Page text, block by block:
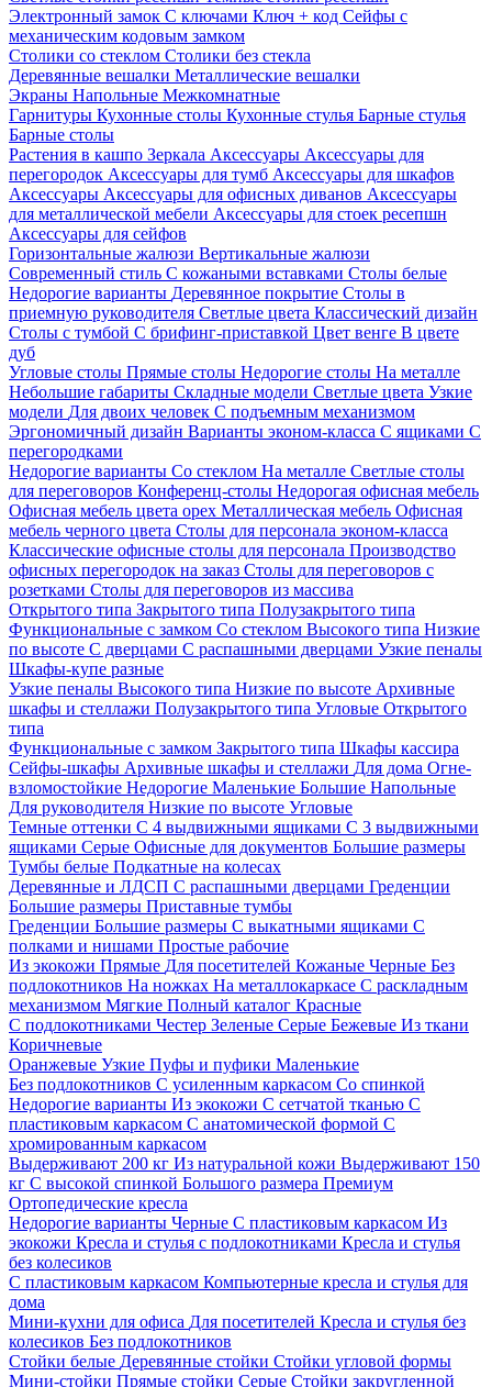
Электронный замок С ключами Ключ + код Сейфы с
механическим кодовым замком
Столики со стеклом Столики без стекла
Деревянные вешалки Металлические вешалки
Экраны Напольные Межкомнатные
Гарнитуры Кухонные столы Кухонные стулья Барные стулья
Барные столы
Растения в кашпо Зеркала Аксессуары Аксессуары для
перегородок Аксессуары для тумб Аксессуары для шкафов
Аксессуары Аксессуары для офисных диванов Аксессуары
для металлической мебели Аксессуары для стоек ресепшн
Аксессуары для сейфов
Горизонтальные жалюзи Вертикальные жалюзи
Современный стиль С кожаными вставками Столы белые
Недорогие варианты Деревянное покрытие Столы в
приемную руководителя Светлые цвета Классический дизайн
Столы с тумбой С брифинг-приставкой Цвет венге В цвете
дуб
Угловые столы Прямые столы Недорогие столы На металле
Небольшие габариты Складные модели Светлые цвета Узкие
модели Для двоих человек С подъемным механизмом
Эргономичный дизайн Варианты эконом-класса С ящиками С
перегородками
Недорогие варианты Со стеклом На металле Светлые столы
для переговоров Конференц-столы Недорогая офисная мебель
Офисная мебель цвета орех Металлическая мебель Офисная
мебель черного цвета Столы для персонала эконом-класса
Классические офисные столы для персонала Производство
офисных перегородок на заказ Столы для переговоров с
розетками Столы для переговоров из массива
Открытого типа Закрытого типа Полузакрытого типа
Функциональные с замком Со стеклом Высокого типа Низкие
по высоте С дверцами С распашными дверцами Узкие пеналы
Шкафы-купе разные
Узкие пеналы Высокого типа Низкие по высоте Архивные
шкафы и стеллажи Полузакрытого типа Угловые Открытого
типа
Функциональные с замком Закрытого типа Шкафы кассира
Сейфы-шкафы Архивные шкафы и стеллажи Для дома Огне-
взломостойкие Недорогие Маленькие Большие Напольные
Для руководителя Низкие по высоте Угловые
Темные оттенки С 4 выдвижными ящиками С 3 выдвижными
ящиками Серые Офисные для документов Большие размеры
Тумбы белые Подкатные на колесах
Деревянные и ЛДСП С распашными дверцами Греденции
Большие размеры Приставные тумбы
Греденции Большие размеры С выкатными ящиками С
полками и нишами Простые рабочие
Из экокожи Прямые Для посетителей Кожаные Черные Без
подлокотников На ножках На металлокаркасе С раскладным
механизмом Мягкие Полный каталог Красные
С подлокотниками Честер Зеленые Серые Бежевые Из ткани
Коричневые
Оранжевые Узкие Пуфы и пуфики Маленькие
Без подлокотников С усиленным каркасом Со спинкой
Недорогие варианты Из экокожи С сетчатой тканью С
пластиковым каркасом С анатомической формой С
хромированным каркасом
Выдерживают 200 кг Из натуральной кожи Выдерживают 150
кг С высокой спинкой Большого размера Премиум
Ортопедические кресла
Недорогие варианты Черные С пластиковым каркасом Из
экокожи Кресла и стулья с подлокотниками Кресла и стулья
без колесиков
С пластиковым каркасом Компьютерные кресла и стулья для
дома
Мини-кухни для офиса Для посетителей Кресла и стулья без
колесиков Без подлокотников
Стойки белые Деревянные стойки Стойки угловой формы
Мини-стойки Прямые стойки Серые Стойки закругленной